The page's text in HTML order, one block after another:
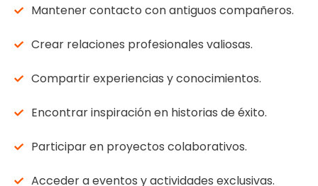
Mantener contacto con antiguos compañeros.
Crear relaciones profesionales valiosas.
Compartir experiencias y conocimientos.
Encontrar inspiración en historias de éxito.
Participar en proyectos colaborativos.
Acceder a eventos y actividades exclusivas.